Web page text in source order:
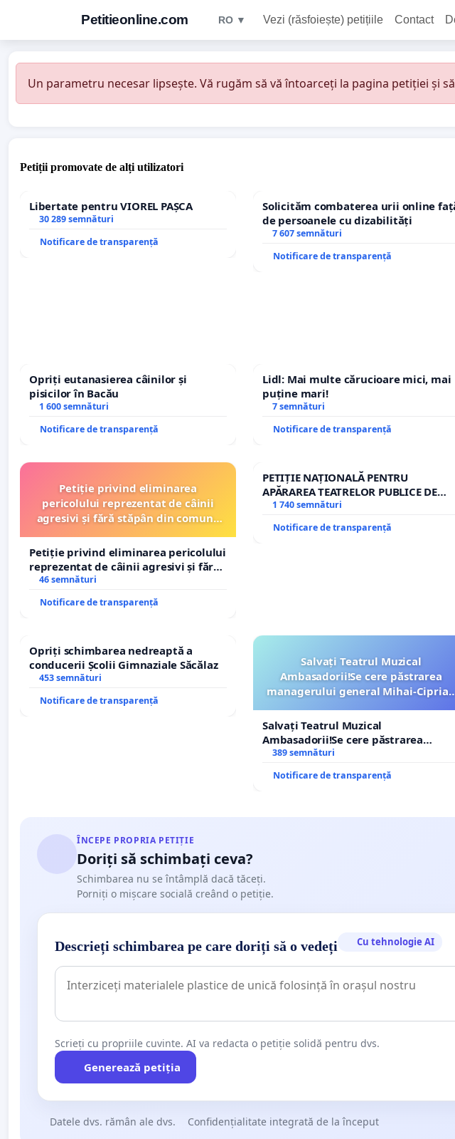
Petitieonline.com RO ▼ Vezi (răsfoiește) petițiile Contact
Un parametru necesar lipsește. Vă rugăm să vă întoarceți la pagina petiției și
Petiții promovate de alți utilizatori
Libertate pentru VIOREL PAȘCA
30 289 semnături
Notificare de transparență
Solicităm combaterea urii online
de persoanele cu dizabilități
7 607 semnături
Notificare de transparență
Opriți eutanasierea câinilor și
pisicilor în Bacău
1 600 semnături
Notificare de transparență
Lidl: Mai multe cărucioare mici, mai
puține mari!
7 semnături
Notificare de transparență
Petiție privind eliminarea
pericolului reprezentat de câinii
agresivi și fără stăpân din comuna
Petiție privind eliminarea pericolului
reprezentat de câinii agresivi și fără
stăpân din comuna Tunari
46 semnături
Notificare de transparență
PETIȚIE NAȚIONALĂ PENTRU
APĂRAREA TEATRELOR PUBLICE DE
REPERTORIU DIN ROMÂNIA
1 740 semnături
Notificare de transparență
Opriți schimbarea nedreaptă a
conducerii Școlii Gimnaziale Săcălaz
453 semnături
Notificare de transparență
Salvați Teatrul Muzical
Ambasadorii!Se cere păstrarea
managerului general Mihai-Ciprian
Salvați Teatrul Muzical
Ambasadorii!Se cere păstrarea
managerului general Mihai-Ciprian
ROGOJAN
389 semnături
Notificare de transparență
ÎNCEPE PROPRIA PETIȚIE
Doriți să schimbați ceva?
Schimbarea nu se întâmplă dacă tăceți.
Porniți o mișcare socială creând o petiție.
Descrieți schimbarea pe care doriți să o vedeți Cu tehnologie AI
Scrieți cu propriile cuvinte. AI va redacta o petiție solidă pentru dvs.
Generează petiția
Datele dvs. rămân ale dvs. Confidențialitate integrată de la început